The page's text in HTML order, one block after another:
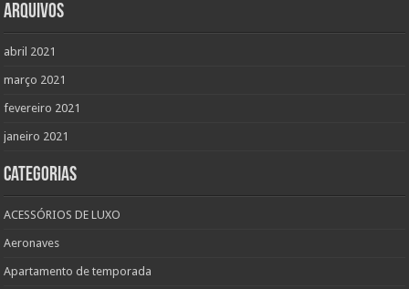
Arquivos
abril 2021
março 2021
fevereiro 2021
janeiro 2021
Categorias
ACESSÓRIOS DE LUXO
Aeronaves
Apartamento de temporada